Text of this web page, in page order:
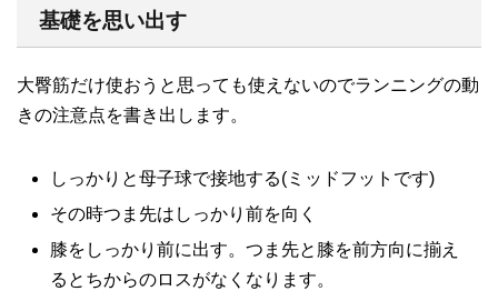
基礎を思い出す
大臀筋だけ使おうと思っても使えないのでランニングの動
きの注意点を書き出します。
しっかりと母子球で接地する(ミッドフットです)
その時つま先はしっかり前を向く
膝をしっかり前に出す。つま先と膝を前方向に揃え
るとちからのロスがなくなります。